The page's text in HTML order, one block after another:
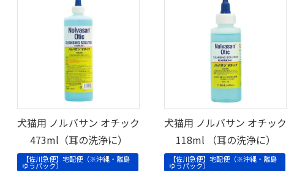
犬猫用 ノルバサン オチック
473ml（耳の洗浄に）
【佐川急便】宅配便（※沖縄・離島
ゆうパック）
犬猫用 ノルバサン オチック
118ml （耳の洗浄に）
【佐川急便】宅配便（※沖縄・離島
ゆうパック）